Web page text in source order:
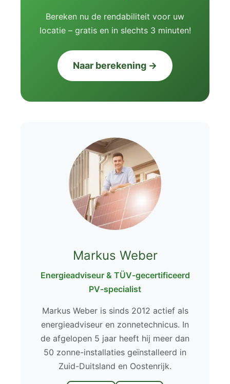
Bereken nu de rendabiliteit voor uw
locatie – gratis en in slechts 3 minuten!
Naar berekening →
Markus Weber
Energieadviseur & TÜV-gecertificeerd
PV-specialist
Markus Weber is sinds 2012 actief als
energieadviseur en zonnetechnicus. In
de afgelopen 5 jaar heeft hij meer dan
50 zonne-installaties geïnstalleerd in
Zuid-Duitsland en Oostenrijk.